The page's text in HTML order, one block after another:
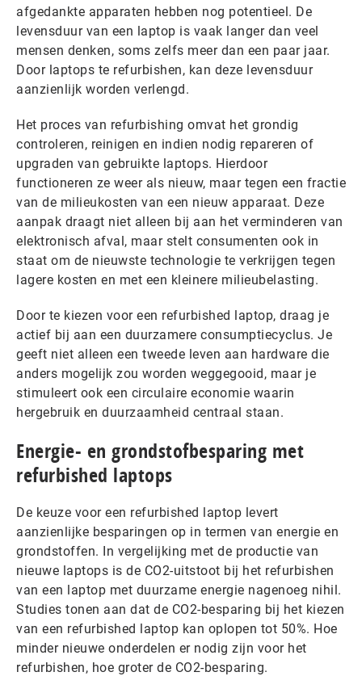
afgedankte apparaten hebben nog potentieel. De
levensduur van een laptop is vaak langer dan veel
mensen denken, soms zelfs meer dan een paar jaar.
Door laptops te refurbishen, kan deze levensduur
aanzienlijk worden verlengd.
Het proces van refurbishing omvat het grondig
controleren, reinigen en indien nodig repareren of
upgraden van gebruikte laptops. Hierdoor
functioneren ze weer als nieuw, maar tegen een fractie
van de milieukosten van een nieuw apparaat. Deze
aanpak draagt niet alleen bij aan het verminderen van
elektronisch afval, maar stelt consumenten ook in
staat om de nieuwste technologie te verkrijgen tegen
lagere kosten en met een kleinere milieubelasting.
Door te kiezen voor een refurbished laptop, draag je
actief bij aan een duurzamere consumptiecyclus. Je
geeft niet alleen een tweede leven aan hardware die
anders mogelijk zou worden weggegooid, maar je
stimuleert ook een circulaire economie waarin
hergebruik en duurzaamheid centraal staan.
Energie- en grondstofbesparing met
refurbished laptops
De keuze voor een refurbished laptop levert
aanzienlijke besparingen op in termen van energie en
grondstoffen. In vergelijking met de productie van
nieuwe laptops is de CO2-uitstoot bij het refurbishen
van een laptop met duurzame energie nagenoeg nihil.
Studies tonen aan dat de CO2-besparing bij het kiezen
van een refurbished laptop kan oplopen tot 50%. Hoe
minder nieuwe onderdelen er nodig zijn voor het
refurbishen, hoe groter de CO2-besparing.